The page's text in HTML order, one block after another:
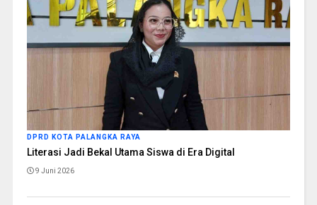
DPRD KOTA PALANGKA RAYA
Literasi Jadi Bekal Utama Siswa di Era Digital
9 Juni 2026